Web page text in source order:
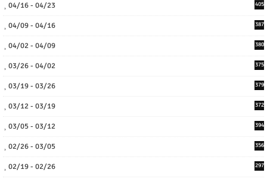
04/16 - 04/23 405
04/09 - 04/16 387
04/02 - 04/09 380
03/26 - 04/02 375
03/19 - 03/26 379
03/12 - 03/19 372
03/05 - 03/12 394
02/26 - 03/05 356
02/19 - 02/26 297